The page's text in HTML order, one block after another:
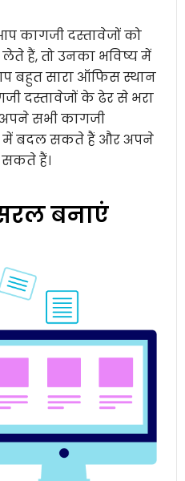
कागजी दस्तावेजों को
हैं, तो उनका भविष्य में
बहुत सारा ऑफिस स्थान
दस्तावेजों के ढेर से भरा
सभी कागजी
में बदल सकते हैं और अपने
हैं।
बनाएं